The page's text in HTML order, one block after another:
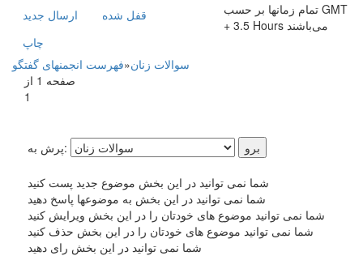
ارسال جديد
قفل شده
چاپ
تمام زمانها بر حسب GMT
+ 3.5 Hours می‌باشند
فهرست انجمنهای گفتگو»سوالات زنان
صفحه 1 از
1
پرش به:
شما نمی توانید در این بخش موضوع جدید پست کنید
شما نمی توانید در این بخش به موضوعها پاسخ دهید
شما نمی توانید موضوع های خودتان را در این بخش ویرایش کنید
شما نمی توانید موضوع های خودتان را در این بخش حذف کنید
شما نمی توانید در این بخش رای دهید